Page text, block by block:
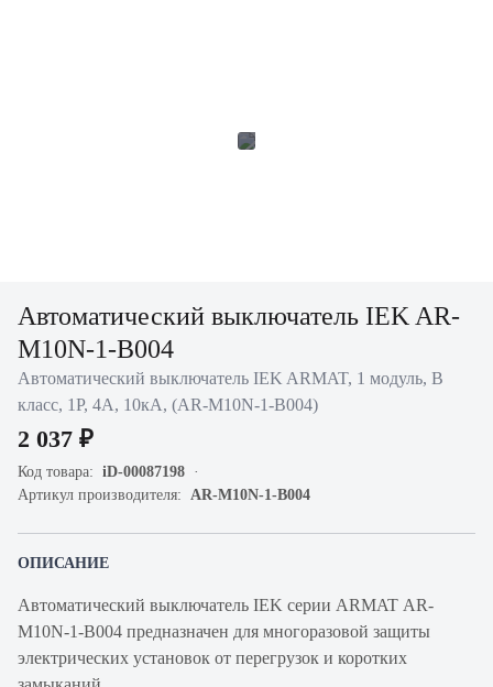
Автоматический выключатель IEK AR-
M10N-1-B004
Автоматический выключатель IEK ARMAT, 1 модуль, B
класс, 1P, 4А, 10кА, (AR-M10N-1-B004)
2 037 ₽
Код товара: iD-00087198
Артикул производителя: AR-M10N-1-B004
ОПИСАНИЕ
Автоматический выключатель IEK серии ARMAT AR-
M10N-1-B004 предназначен для многоразовой защиты
электрических установок от перегрузок и коротких